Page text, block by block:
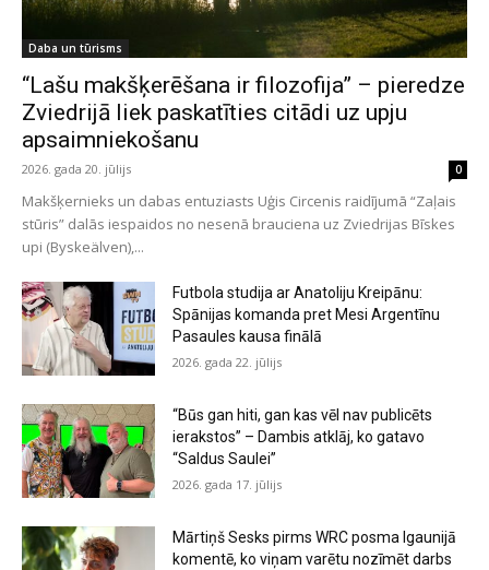
Daba un tūrisms
“Lašu makšķerēšana ir filozofija” – pieredze
Zviedrijā liek paskatīties citādi uz upju
apsaimniekošanu
2026. gada 20. jūlijs 0
Makšķernieks un dabas entuziasts Uģis Circenis raidījumā “Zaļais
stūris” dalās iespaidos no nesenā brauciena uz Zviedrijas Bīskes
upi (Byskeälven),...
Futbola studija ar Anatoliju Kreipānu:
Spānijas komanda pret Mesi Argentīnu
Pasaules kausa finālā
2026. gada 22. jūlijs
“Būs gan hiti, gan kas vēl nav publicēts
ierakstos” – Dambis atklāj, ko gatavo
“Saldus Saulei”
2026. gada 17. jūlijs
Mārtiņš Sesks pirms WRC posma Igaunijā
komentē, ko viņam varētu nozīmēt darbs